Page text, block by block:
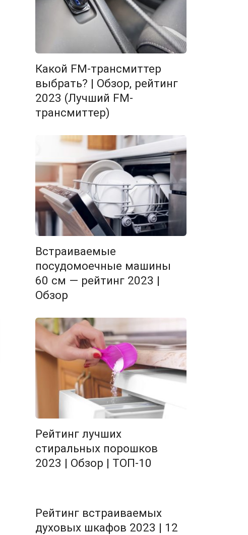
Какой FM-трансмиттер
выбрать? | Обзор, рейтинг
2023 (Лучший FM-
трансмиттер)
Встраиваемые
посудомоечные машины
60 см — рейтинг 2023 |
Обзор
Рейтинг лучших
стиральных порошков
2023 | Обзор | ТОП-10
Рейтинг встраиваемых
духовых шкафов 2023 | 12